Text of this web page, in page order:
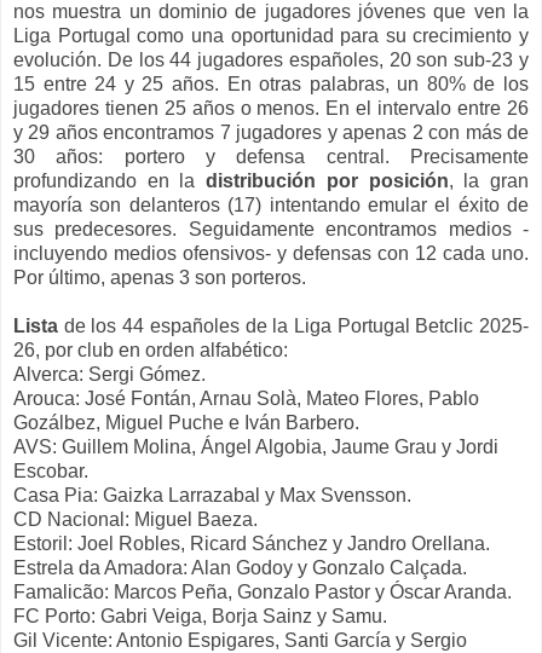
nos muestra un dominio de jugadores jóvenes que ven la
Liga Portugal como una oportunidad para su crecimiento y
evolución. De los 44 jugadores españoles, 20 son sub-23 y
15 entre 24 y 25 años. En otras palabras, un 80% de los
jugadores tienen 25 años o menos. En el intervalo entre 26
y 29 años encontramos 7 jugadores y apenas 2 con más de
30 años: portero y defensa central. Precisamente
profundizando en ladistribución por posición, la gran
mayoría son delanteros (17) intentando emular el éxito de
sus predecesores. Seguidamente encontramos medios -
incluyendo medios ofensivos- y defensas con 12 cada uno.
Por último, apenas 3 son porteros.
Lista de los 44 españoles de la Liga Portugal Betclic 2025-
26, por club en orden alfabético:
Alverca: Sergi Gómez.
Arouca: José Fontán, Arnau Solà, Mateo Flores, Pablo
Gozálbez, Miguel Puche e Iván Barbero.
AVS: Guillem Molina, Ángel Algobia, Jaume Grau y Jordi
Escobar.
Casa Pia: Gaizka Larrazabal y Max Svensson.
CD Nacional: Miguel Baeza.
Estoril: Joel Robles, Ricard Sánchez y Jandro Orellana.
Estrela da Amadora: Alan Godoy y Gonzalo Calçada.
Famalicão: Marcos Peña, Gonzalo Pastor y Óscar Aranda.
FC Porto: Gabri Veiga, Borja Sainz y Samu.
Gil Vicente: Antonio Espigares, Santi García y Sergio